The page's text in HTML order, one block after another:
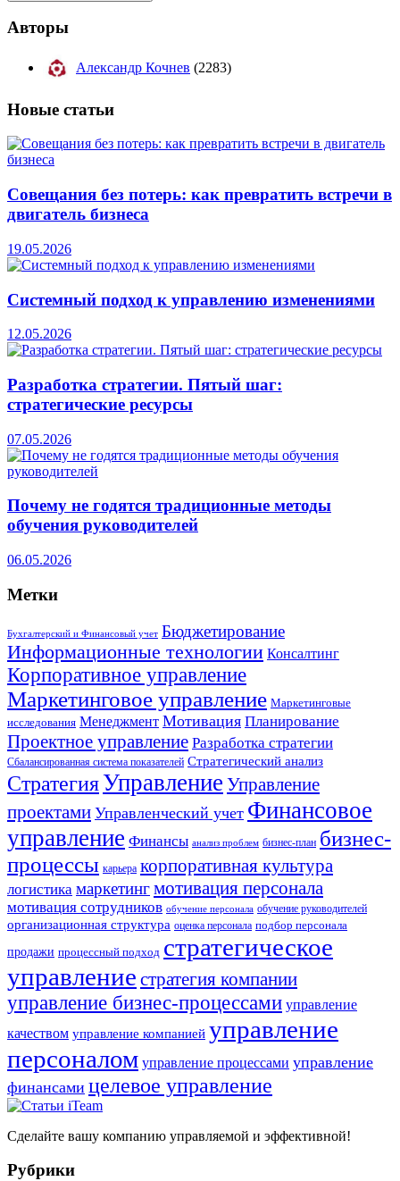
Авторы
Александр Кочнев (2283)
Новые статьи
Совещания без потерь: как превратить встречи в
двигатель бизнеса
19.05.2026
Системный подход к управлению изменениями
12.05.2026
Разработка стратегии. Пятый шаг:
стратегические ресурсы
07.05.2026
Почему не годятся традиционные методы
обучения руководителей
06.05.2026
Метки
Бухгалтерский и Финансовый учет Бюджетирование
Информационные технологии Консалтинг
Корпоративное управление
Маркетинговое управление Маркетинговые
исследования Менеджмент Мотивация Планирование
Проектное управление Разработка стратегии
Сбалансированная система показателей Стратегический анализ
СтратегияУправление Управление
проектами Управленческий учет Финансовое
управление Финансы анализ проблем бизнес-план бизнес-
процессы карьера корпоративная культура
логистика маркетингмотивация персонала
мотивация сотрудников обучение персонала обучение руководителей
организационная структура оценка персонала подбор персонала
продажи процессный подход стратегическое
управление стратегия компании
управление бизнес-процессами управление
качеством управление компанией управление
персоналом управление процессами управление
финансами целевое управление
Сделайте вашу компанию управляемой и эффективной!
Рубрики